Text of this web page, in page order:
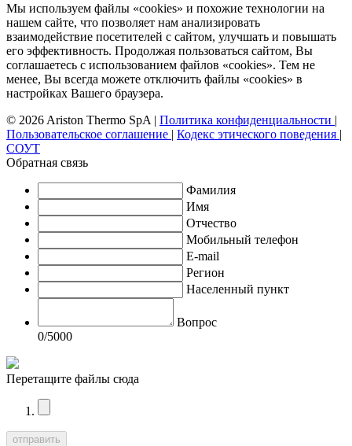
Мы используем файлы «cookies» и похожие технологии на
нашем сайте, что позволяет нам анализировать
взаимодействие посетителей с сайтом, улучшать и повышать
его эффективность. Продолжая пользоваться сайтом, Вы
соглашаетесь с использованием файлов «cookies». Тем не
менее, Вы всегда можете отключить файлы «cookies» в
настройках Вашего браузера.
© 2026 Ariston Thermo SpA | Политика конфиденциальности |
Пользовательское соглашение | Кодекс этического поведения |
СОУТ
Обратная связь
Фамилия
Имя
Отчество
Мобильный телефон
E-mail
Регион
Населенный пункт
Вопрос
0/5000
Перетащите файлы сюда